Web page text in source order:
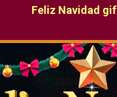
Feliz Navidad gif